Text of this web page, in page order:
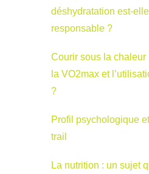
déshydratation est-
responsable ?
Courir sous la chaleur
la VO2max et
?
Profil psychologique
trail
La nutrition : un sujet